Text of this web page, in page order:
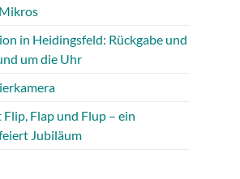
in Heidingsfeld: Rückgabe und
um die Uhr
Flap und Flup – ein
Jubiläum